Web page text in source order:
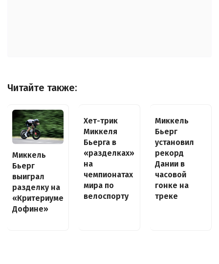
Читайте также:
Миккель
Бьерг
выиграл
разделку на
«Критериуме
Дофине»
Хет-трик
Миккеля
Бьерга в
«разделках»
на
чемпионатах
мира по
велоспорту
Миккель
Бьерг
установил
рекорд
Дании в
часовой
гонке на
треке